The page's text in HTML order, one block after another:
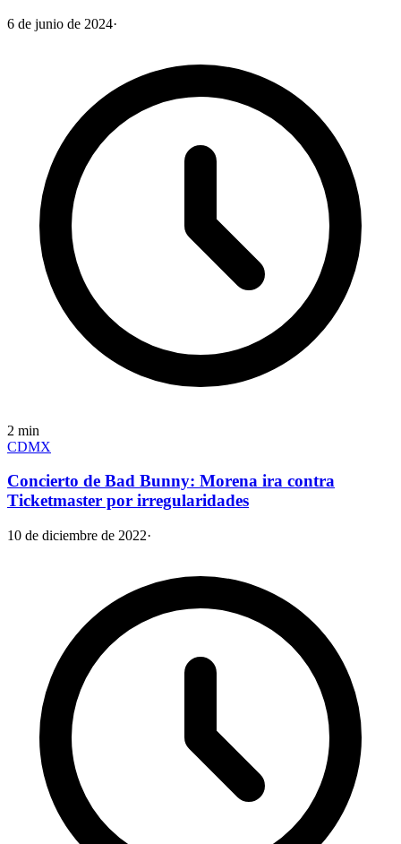
6 de junio de 2024·
2 min
CDMX
Concierto de Bad Bunny: Morena ira contra
Ticketmaster por irregularidades
10 de diciembre de 2022·